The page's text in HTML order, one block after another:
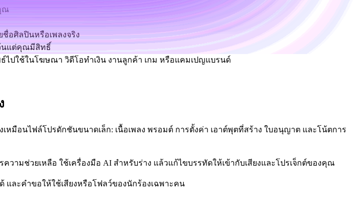
ณ
อศิลปินหรือเพลงจริง
นแต่คุณมีสิทธิ์
ไปใช้ในโฆษณา วิดีโอทำเงิน งานลูกค้า เกม หรือแคมเปญแบรนด์
หมือนไฟล์โปรดักชันขนาดเล็ก: เนื้อเพลง พรอมต์ การตั้งค่า เอาต์พุตที่สร้าง ใบอนุญาต และโน้ตการ
ามช่วยเหลือ ใช้เครื่องมือ AI สำหรับร่าง แล้วแก้ไขบรรทัดให้เข้ากับเสียงและโปรเจ็กต์ของคุณ
และคำขอให้ใช้เสียงหรือโฟลว์ของนักร้องเฉพาะคน